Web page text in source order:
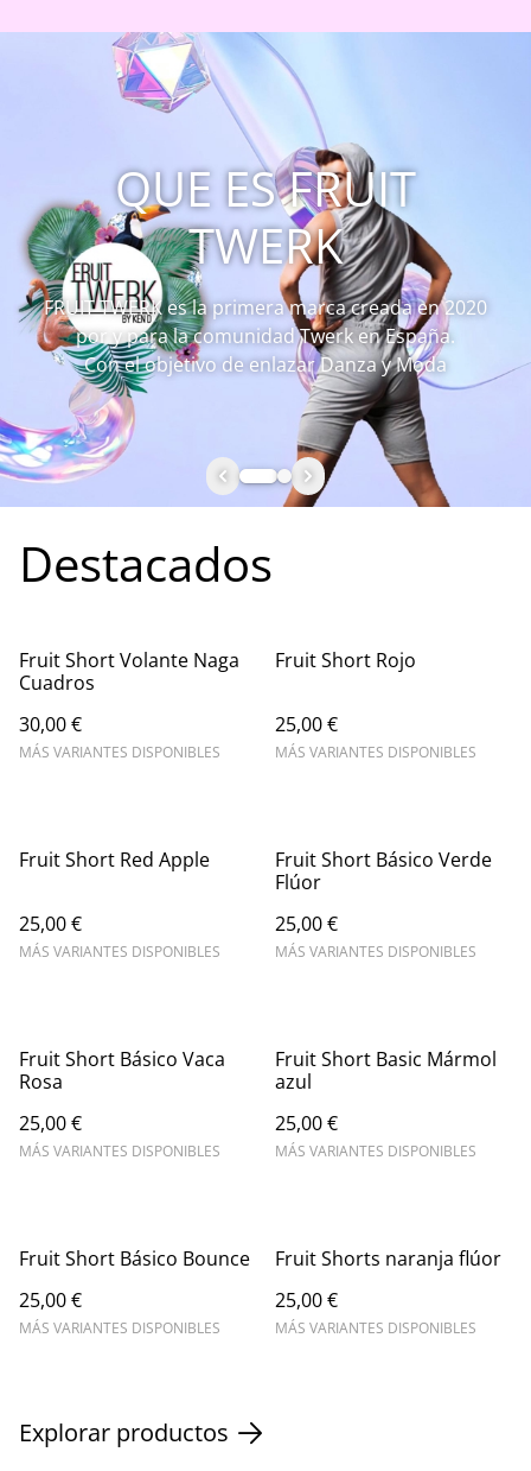
QUE ES FRUIT
TWERK
FRUIT TWERK es la primera marca creada en 2020
por y para la comunidad Twerk en España.
Con el objetivo de enlazar Danza y Moda
Destacados
Fruit Short Volante Naga
Cuadros
30,00 €
MÁS VARIANTES DISPONIBLES
Fruit Short Rojo
25,00 €
MÁS VARIANTES DISPONIBLES
Fruit Short Red Apple
25,00 €
MÁS VARIANTES DISPONIBLES
Fruit Short Básico Verde
Flúor
25,00 €
MÁS VARIANTES DISPONIBLES
Fruit Short Básico Vaca
Rosa
25,00 €
MÁS VARIANTES DISPONIBLES
Fruit Short Basic Mármol
azul
25,00 €
MÁS VARIANTES DISPONIBLES
Fruit Short Básico Bounce
25,00 €
MÁS VARIANTES DISPONIBLES
Fruit Shorts naranja flúor
25,00 €
MÁS VARIANTES DISPONIBLES
Explorar productos